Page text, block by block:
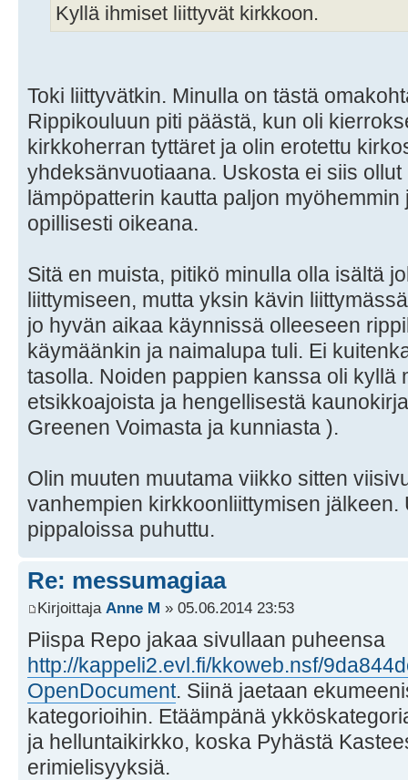
Kyllä ihmiset liittyvät kirkkoon.
Toki liittyvätkin. Minulla on tästä
Rippikouluun piti päästä, kun oli
kirkkoherran tyttäret ja olin erotettu
yhdeksänvuotiaana. Uskosta ei siis
lämpöpatterin kautta paljon
opillisesti oikeana.
Sitä en muista, pitikö minulla olla isältä
liittymiseen, mutta yksin kävin
jo hyvän aikaa käynnissä olleeseen
käymäänkin ja naimalupa tuli. Ei
tasolla. Noiden pappien kanssa oli kyllä
etsikkoajoista ja hengellisestä
Greenen Voimasta ja kunniasta ).
Olin muuten muutama viikko sitten
vanhempien kirkkoonliittymisen jälkeen.
pippaloissa puhuttu.
Re: messumagiaa
Kirjoittaja Anne M » 05.06.2014 23:53
Piispa Repo jakaa sivullaan puheensa
http://kappeli2.evl.fi/kkoweb.nsf/
OpenDocument. Siinä jaetaan
kategorioihin. Etäämpänä
ja helluntaikirkko, koska Pyhästä
erimielisyyksiä.